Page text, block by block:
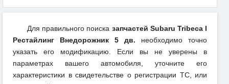
Для правильного поиска запчастей Subaru Tribeca I
Рестайлинг Внедорожник 5 дв. необходимо точно
указать его модификацию. Если вы не уверены в
параметрах вашего автомобиля, уточните его
характеристики в свидетельстве о регистрации ТС, или